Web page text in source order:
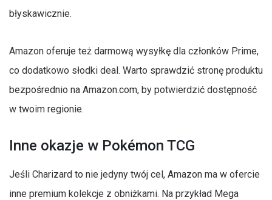
błyskawicznie.
Amazon oferuje też darmową wysyłkę dla członków Prime,
co dodatkowo słodki deal. Warto sprawdzić stronę produktu
bezpośrednio na Amazon.com, by potwierdzić dostępność
w twoim regionie.
Inne okazje w Pokémon TCG
Jeśli Charizard to nie jedyny twój cel, Amazon ma w ofercie
inne premium kolekcje z obniżkami. Na przykład Mega